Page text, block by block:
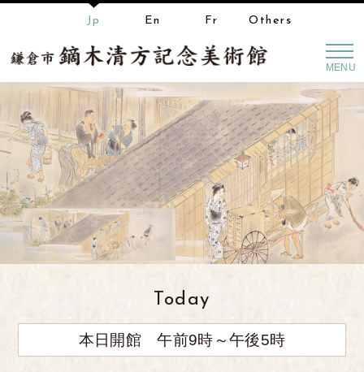
Jp En Fr Others
MENU
Today
本日開館 午前9時～午後5時